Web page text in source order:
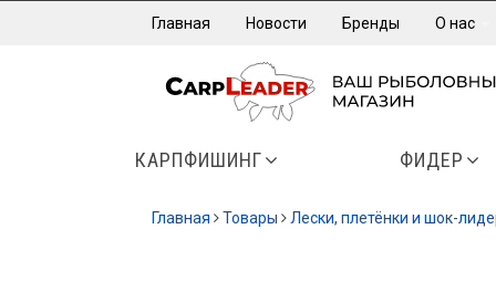
Главная Новости Бренды О нас
КАРПФИШИНГ ФИДЕР
Главная Товары Лески, плетёнки и шок-